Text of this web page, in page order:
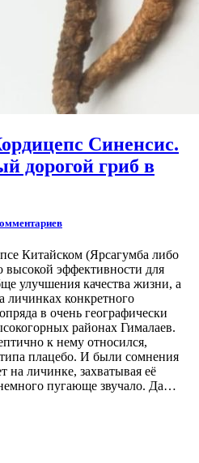
Синенсис.
дорогой гриб в
Китайском (Ярсагумба либо
высокой эффективности для
улучшения качества жизни, а
личинках конкретного
в очень географически
районах Гималаев.
к нему относился,
типа плацебо. И были сомнения
на личинке, захватывая её
пугающе звучало. Да…